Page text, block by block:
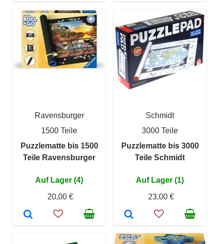
Ravensburger
1500 Teile
Puzzlematte bis 1500
Teile Ravensburger
Auf Lager (4)
20,00 €
Schmidt
3000 Teile
Puzzlematte bis 3000
Teile Schmidt
Auf Lager (1)
23,00 €